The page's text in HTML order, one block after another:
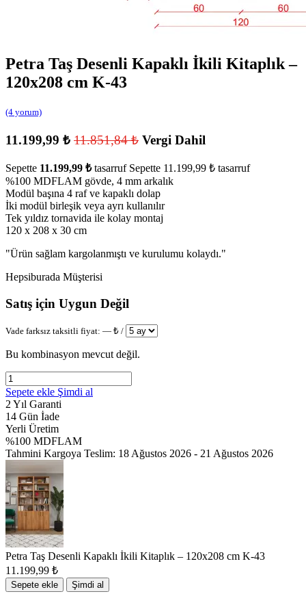
Petra Taş Desenli Kapaklı İkili Kitaplık –
120x208 cm K-43
(4 yorum)
11.199,99 ₺ 11.851,84₺ Vergi Dahil
Sepette 11.199,99 ₺ tasarruf Sepette 11.199,99 ₺ tasarruf
%100 MDFLAM gövde, 4 mm arkalık
Modül başına 4 raf ve kapaklı dolap
İki modül birleşik veya ayrı kullanılır
Tek yıldız tornavida ile kolay montaj
120 x 208 x 30 cm
"Ürün sağlam kargolanmıştı ve kurulumu kolaydı."
Hepsiburada Müşterisi
Satış için Uygun Değil
Vade farksız taksitli fiyat: — ₺ /
Bu kombinasyon mevcut değil.
Sepete ekle Şimdi al
2 Yıl Garanti
14 Gün İade
Yerli Üretim
%100 MDFLAM
Tahmini Kargoya Teslim: 18 Ağustos 2026 - 21 Ağustos 2026
Petra Taş Desenli Kapaklı İkili Kitaplık – 120x208 cm K-43
11.199,99 ₺
Sepete ekle Şimdi al